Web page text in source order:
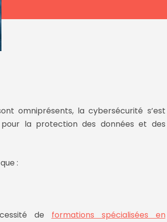
omniprésents, lacybersécurité s’est
la protection des données et des
:
de formations spécialisées en